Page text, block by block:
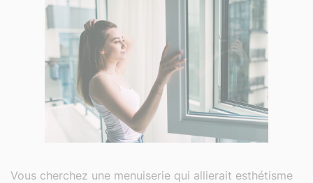
Vous cherchez une menuiserie qui allierait esthétisme